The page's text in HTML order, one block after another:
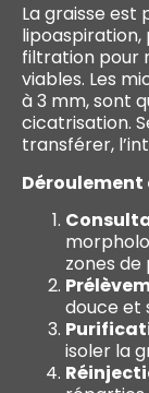
La graisse est
filtration pour
viables. Les
à 3 mm, sont
cicatrisation.
transférer,
Déroulement
zones
douce et
isoler la